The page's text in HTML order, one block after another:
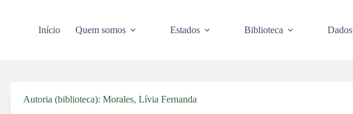
Início Quem somos Estados Biblioteca Dados
Autoria (biblioteca) Morales, Lívia Fernanda